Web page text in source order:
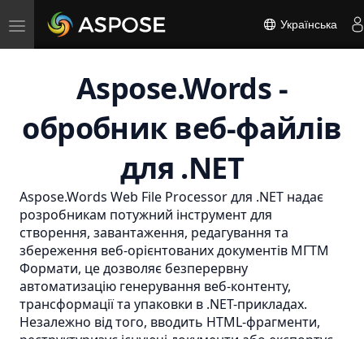
Toggle
navigation
Українська
Aspose.Words -
обробник веб-файлів
для .NET
Aspose.Words Web File Processor для .NET надає
розробникам потужний інструмент для
створення, завантаження, редагування та
збереження веб-орієнтованих документів МГТМ
Формати, це дозволяє безперервну
автоматизацію генерування веб-контенту,
трансформації та упаковки в .NET-прикладах.
Незалежно від того, вводить HTML-фрагменти,